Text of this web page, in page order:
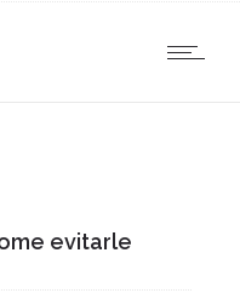
evitarle